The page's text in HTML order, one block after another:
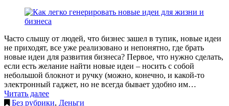
Часто слышу от людей, что бизнес зашел в тупик, новые идеи
не приходят, все уже реализовано и непонятно, где брать
новые идеи для развития бизнеса? Первое, что нужно сделать,
если есть желание найти новые идеи – носить с собой
небольшой блокнот и ручку (можно, конечно, и какой-то
электронный гаджет, но не всегда бывает удобно им…
Читать далее
Без рубрики, Деньги